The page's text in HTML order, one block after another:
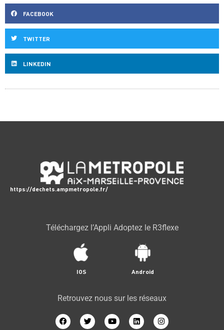
FACEBOOK
TWITTER
LINKEDIN
https://dechets.ampmetropole.fr/
Téléchargez l’Appli Adoptez le R3flexe
IOS Android
Retrouvez nous sur les réseaux